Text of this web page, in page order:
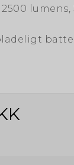
lumens,